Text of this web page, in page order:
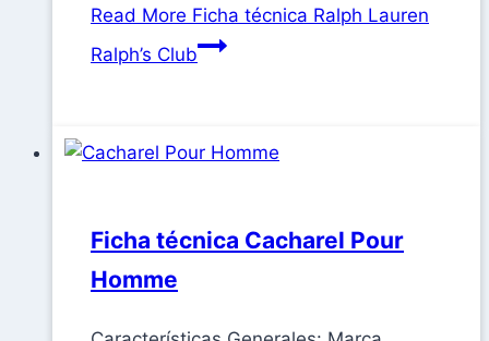
Read More Ficha técnica Ralph Lauren
Ralph’s Club
Ficha técnica Cacharel Pour
Homme